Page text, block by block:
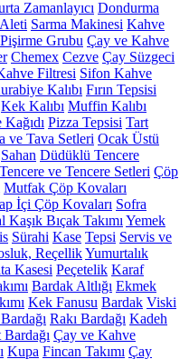
Zamanlayıcı Dondurma
Sarma Makinesi Kahve
Pişirme Grubu Çay ve Kahve
Chemex Cezve Çay Süzgeci
Filtresi Sifon Kahve
Kalıbı Fırın Tepsisi
Kek Kalıbı Muffin Kalıbı
Pizza Tepsisi Tart
ve Tava Setleri Ocak Üstü
Sahan Düdüklü Tencere
Tencere ve Tencere Setleri Çöp
Mutfak Çöp Kovaları
İçi Çöp Kovaları Sofra
Kaşık Bıçak Takımı Yemek
Sürahi Kase Tepsi Servis ve
ReçellikYumurtalık
Kasesi Peçetelik Karaf
Bardak Altlığı Ekmek
Kek Fanusu Bardak Viski
Rakı Bardağı Kadeh
Bardağı Çay ve Kahve
Kupa Fincan Takımı Çay